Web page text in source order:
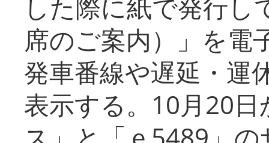
した際に紙で発行し
席のご案内）」を電
発車番線や遅延・運
表示する。10月20